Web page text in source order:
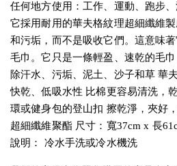
任何地方使用：工作、運動、跑步、
它採用耐用的華夫格紋理超細纖維
和污垢，而不是吸收它們。這意味
毛巾。它只是一條輕盈、速乾的毛
除汗水、污垢、泥土、沙子和草 華
快乾、低吸水性 比棉更容易清洗，
環或健身包的登山扣 擦乾淨，夾好
超細纖維聚酯 尺寸：寬37cm x 長
說明： 冷水手洗或冷水機洗